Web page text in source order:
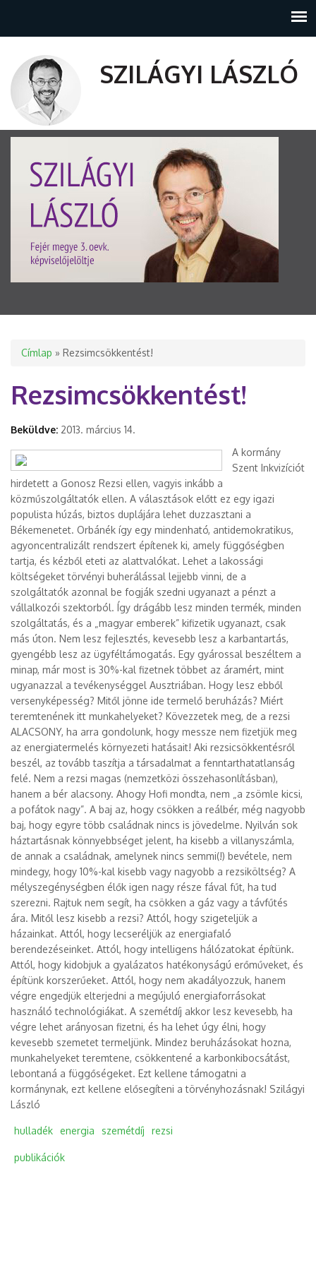
SZILÁGYI LÁSZLÓ
Jelenlegi hely
Címlap » Rezsimcsökkentést!
Rezsimcsökkentést!
Beküldve: 2013. március 14.
A kormány
Szent Inkvizíciót
hirdetett a Gonosz Rezsi ellen, vagyis inkább a
közműszolgáltatók ellen. A választások előtt ez egy igazi
populista húzás, biztos duplájára lehet duzzasztani a
Békemenetet. Orbánék így egy mindenható, antidemokratikus,
agyoncentralizált rendszert építenek ki, amely függőségben
tartja, és kézből eteti az alattvalókat. Lehet a lakossági
költségeket törvényi buherálással lejjebb vinni, de a
szolgáltatók azonnal be fogják szedni ugyanazt a pénzt a
vállalkozói szektorból. Így drágább lesz minden termék, minden
szolgáltatás, és a „magyar emberek” kifizetik ugyanazt, csak
más úton. Nem lesz fejlesztés, kevesebb lesz a karbantartás,
gyengébb lesz az ügyféltámogatás. Egy gyárossal beszéltem a
minap, már most is 30%-kal fizetnek többet az áramért, mint
ugyanazzal a tevékenységgel Ausztriában. Hogy lesz ebből
versenyképesség? Mitől jönne ide termelő beruházás? Miért
teremtenének itt munkahelyeket? Kövezzetek meg, de a rezsi
ALACSONY, ha arra gondolunk, hogy messze nem fizetjük meg
az energiatermelés környezeti hatásait! Aki rezsicsökkentésről
beszél, az tovább taszítja a társadalmat a fenntarthatatlanság
felé. Nem a rezsi magas (nemzetközi összehasonlításban),
hanem a bér alacsony. Ahogy Hofi mondta, nem „a zsömle kicsi,
a pofátok nagy”. A baj az, hogy csökken a reálbér, még nagyobb
baj, hogy egyre több családnak nincs is jövedelme. Nyilván sok
háztartásnak könnyebbséget jelent, ha kisebb a villanyszámla,
de annak a családnak, amelynek nincs semmi(!) bevétele, nem
mindegy, hogy 10%-kal kisebb vagy nagyobb a rezsiköltség? A
mélyszegénységben élők igen nagy része fával fűt, ha tud
szerezni. Rajtuk nem segít, ha csökken a gáz vagy a távfűtés
ára. Mitől lesz kisebb a rezsi? Attól, hogy szigeteljük a
házainkat. Attól, hogy lecseréljük az energiafaló
berendezéseinket. Attól, hogy intelligens hálózatokat építünk.
Attól, hogy kidobjuk a gyalázatos hatékonyságú erőműveket, és
építünk korszerűeket. Attól, hogy nem akadályozzuk, hanem
végre engedjük elterjedni a megújuló energiaforrásokat
használó technológiákat. A szemétdíj akkor lesz kevesebb, ha
végre lehet arányosan fizetni, és ha lehet úgy élni, hogy
kevesebb szemetet termeljünk. Mindez beruházásokat hozna,
munkahelyeket teremtene, csökkentené a karbonkibocsátást,
lebontaná a függőségeket. Ezt kellene támogatni a
kormánynak, ezt kellene elősegíteni a törvényhozásnak! Szilágyi
László
hulladék energia szemétdíj rezsi
publikációk